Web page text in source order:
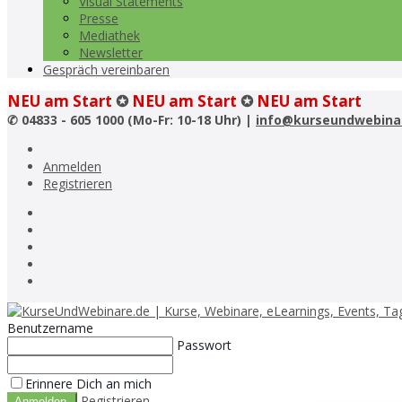
Presse
Mediathek
Newsletter
Gespräch vereinbaren
NEU am Start ✪ NEU am Start ✪ NEU am Start
✆ 04833 - 605 1000 (Mo-Fr: 10-18 Uhr) |
Anmelden
Registrieren
Benutzername
Passwort
Erinnere Dich an mich